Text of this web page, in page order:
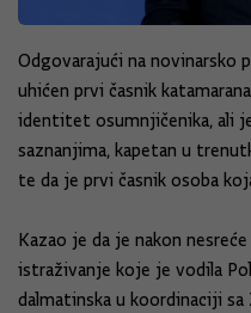
Odgovarajući na
uhićen prvi časnik
identitet osumnjičenika, ali
saznanjima, kapetan u
te da je prvi časnik osoba
Kazao je da je nakon
istraživanje koje je vodila
dalmatinska u koordinaciji